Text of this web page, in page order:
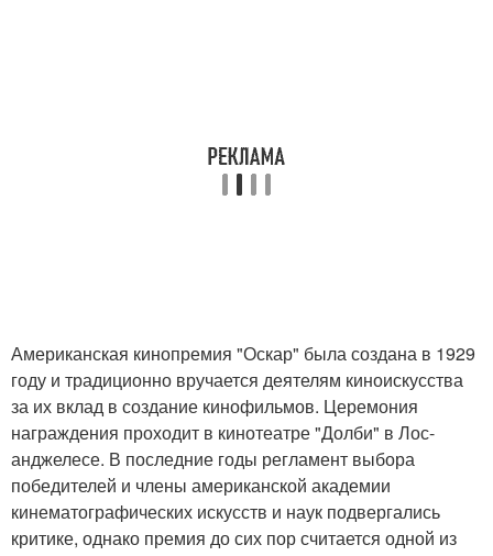
Американская кинопремия "Оскар" была создана в 1929
году и традиционно вручается деятелям киноискусства
за их вклад в создание кинофильмов. Церемония
награждения проходит в кинотеатре "Долби" в Лос-
анджелесе. В последние годы регламент выбора
победителей и члены американской академии
кинематографических искусств и наук подвергались
критике, однако премия до сих пор считается одной из